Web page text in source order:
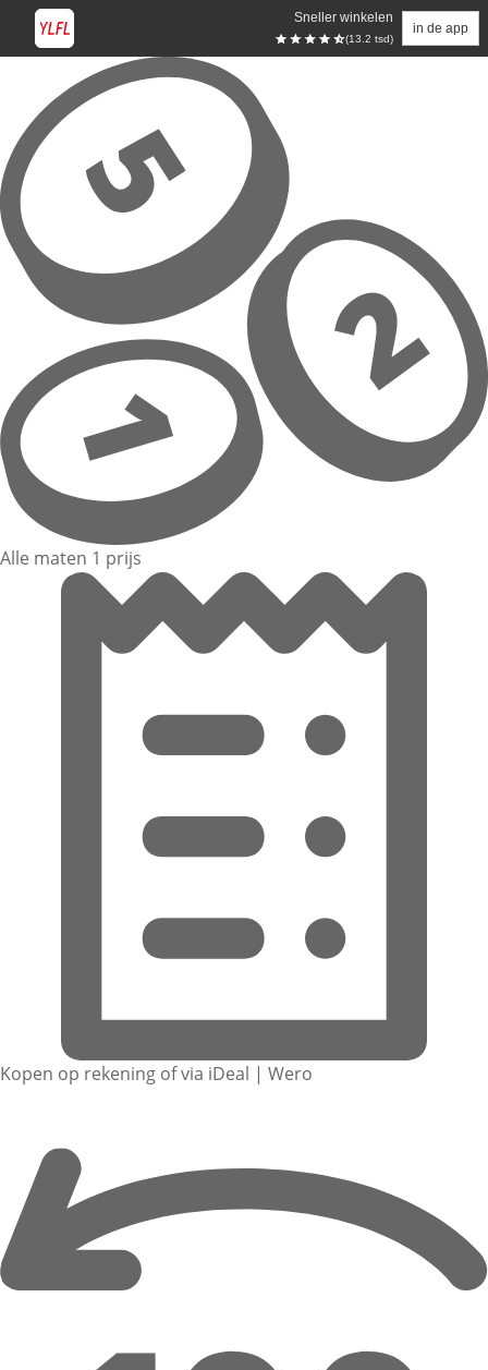
Sneller winkelen
(13.2 tsd)
in de app
Overslaan naar hoofdinhoud
Alle maten 1 prijs
Kopen op rekening of via iDeal | Wero